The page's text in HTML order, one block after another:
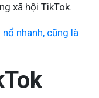
xã hội TikTok.
nhanh, cũng là